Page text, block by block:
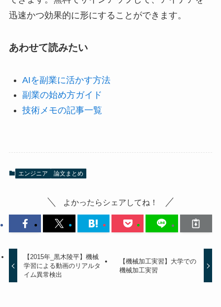
迅速かつ効果的に形にすることができます。
あわせて読みたい
AIを副業に活かす方法
副業の始め方ガイド
技術メモの記事一覧
エンジニア 論文まとめ
よかったらシェアしてね！
【2015年_黒木陵平】機械
学習による動画のリアルタ
イム異常検出
【機械加工実習】大学での
機械加工実習